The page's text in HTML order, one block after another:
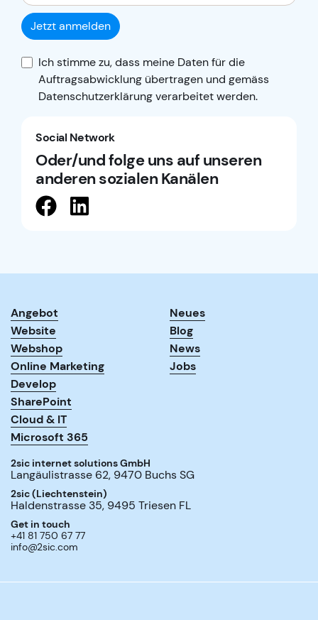
Jetzt anmelden
Ich stimme zu, dass meine Daten für die
Auftragsabwicklung übertragen und gemäss
Datenschutzerklärungverarbeitet werden.
Social Network
Oder/und folge uns auf unseren
anderen sozialen Kanälen
Angebot
Website
Webshop
Online Marketing
Develop
SharePoint
Cloud & IT
Microsoft 365
Neues
Blog
News
Jobs
2sic internet solutions GmbH
Langäulistrasse 62, 9470 Buchs SG
2sic (Liechtenstein)
Haldenstrasse 35, 9495 Triesen FL
Get in touch
+41 81 750 67 77
info@2sic.com